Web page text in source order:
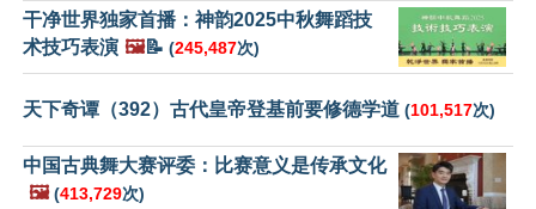
干净世界独家首播：神韵2025中秋舞蹈技
术技巧表演 🖼️📝 (245,487次)
天下奇谭（392）古代皇帝登基前要修德学道 (101,517次)
中国古典舞大赛评委：比赛意义是传承文化
🖼️ (413,729次)